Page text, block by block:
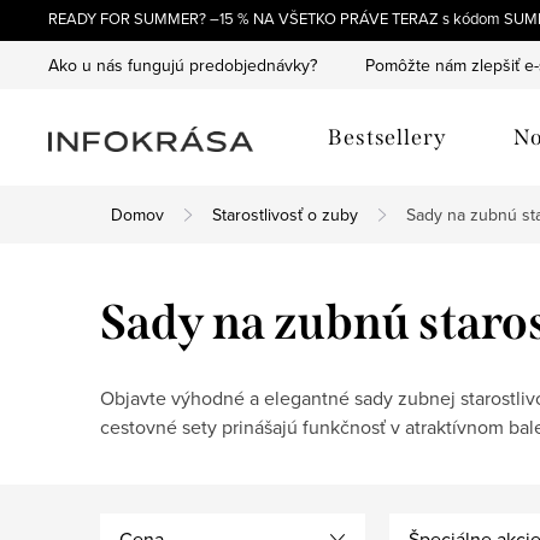
na
obsah
READY FOR SUMMER? –15 % NA VŠETKO PRÁVE TERAZ s kódom
Ako u nás fungujú predobjednávky? Pomôžte nám zlepšiť
Bestsellery
Domov Starostlivosť o zuby Sady na zubnú
Sady na zubnú
Objavte výhodné a elegantné sady zubnej
cestovné sety prinášajú funkčnosť v atraktívnom